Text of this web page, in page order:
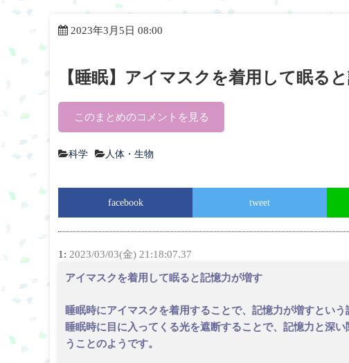
2023年3月5日 08:00
【睡眠】アイマスクを着用して眠る
このまとめのコメントを見る
科学 人体・生物
facebook tweet
1: 2023/03/03(金) 21:18:07.37
アイマスクを着用して眠ると記憶力が増す
睡眠時にアイマスクを着用することで、記憶力が増すという
睡眠時に目に入ってくる光を遮断することで、記憶力と深
うことのようです。